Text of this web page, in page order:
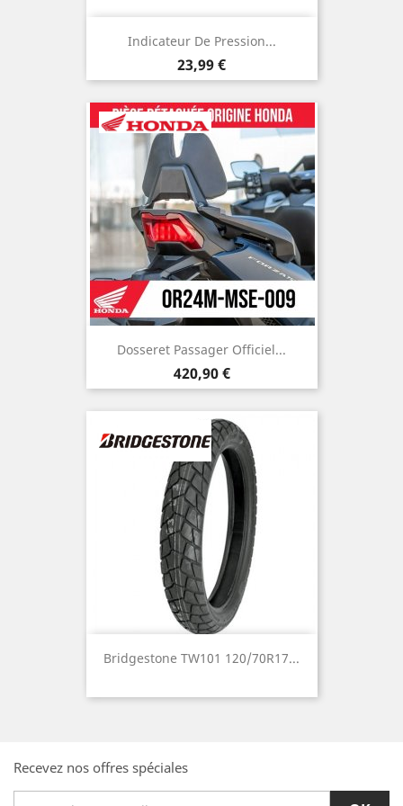
Indicateur De Pression...
Prix
23,99 €
Dosseret Passager Officiel...
Prix
420,90 €
Bridgestone TW101 120/70R17...
Recevez nos offres spéciales